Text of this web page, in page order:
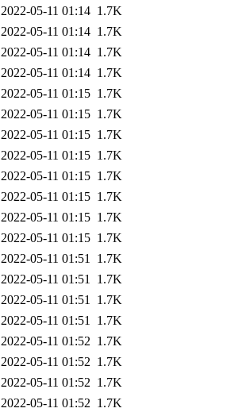
2022-05-11 01:14 1.7K
2022-05-11 01:14 1.7K
2022-05-11 01:14 1.7K
2022-05-11 01:14 1.7K
2022-05-11 01:15 1.7K
2022-05-11 01:15 1.7K
2022-05-11 01:15 1.7K
2022-05-11 01:15 1.7K
2022-05-11 01:15 1.7K
2022-05-11 01:15 1.7K
2022-05-11 01:15 1.7K
2022-05-11 01:15 1.7K
2022-05-11 01:51 1.7K
2022-05-11 01:51 1.7K
2022-05-11 01:51 1.7K
2022-05-11 01:51 1.7K
2022-05-11 01:52 1.7K
2022-05-11 01:52 1.7K
2022-05-11 01:52 1.7K
2022-05-11 01:52 1.7K